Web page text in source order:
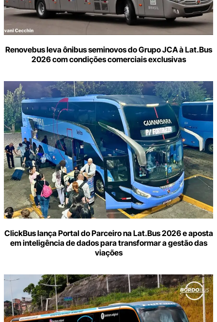
Renovebus leva ônibus seminovos do Grupo JCA à Lat.Bus
2026 com condições comerciais exclusivas
ClickBus lança Portal do Parceiro na Lat.Bus 2026 e aposta
em inteligência de dados para transformar a gestão das
viações